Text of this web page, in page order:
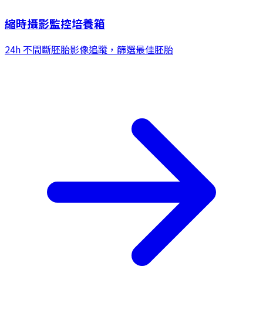
縮時攝影監控培養箱
24h 不間斷胚胎影像追蹤，篩選最佳胚胎